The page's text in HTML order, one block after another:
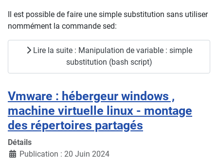
Il est possible de faire une simple substitution sans utiliser
nommément la commande sed:
Lire la suite : Manipulation de variable : simple
substitution (bash script)
Vmware : hébergeur windows ,
machine virtuelle linux - montage
des répertoires partagés
Détails
Publication : 20 Juin 2024